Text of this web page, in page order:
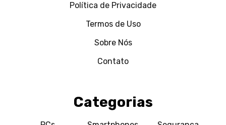
Política de Privacidade
Termos de Uso
Sobre Nós
Contato
Categorias